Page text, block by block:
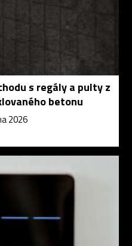
s regály a pulty z
betonu
2026